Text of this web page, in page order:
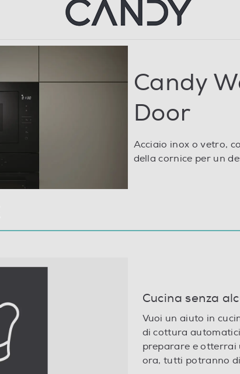
Non
Candy
Door
Acciaio inox o vetro,
della cornice per un
Cucina senza
Vuoi un aiuto in
di cottura
preparare e otterrai
ora, tutti potranno